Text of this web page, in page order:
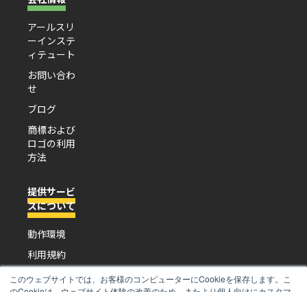
このウェブサイトでは、お客様のコンピューターにCookieを保存します。こ
アールスリ
ーインステ
ィテュート
お問い合わ
せ
ブログ
商標および
ロゴの利用
方法
提供サービ
スについて
動作環境
利用規約
プライバシ
ーポリシー